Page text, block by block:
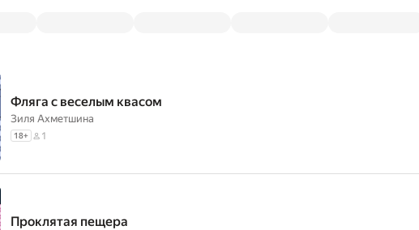
Фляга с веселым квасом
Зиля Ахметшина
18+ 1
Проклятая пещера